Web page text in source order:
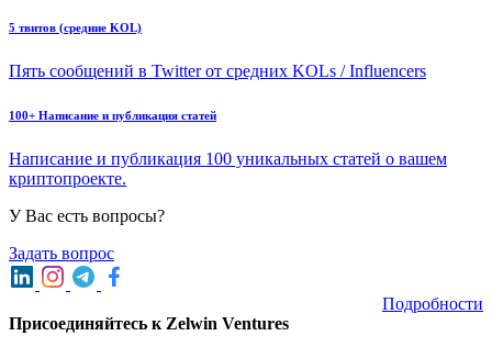
5 твитов (средние KOL)
Пять сообщений в Twitter от средних KOLs / Influencers
100+ Написание и публикация статей
Написание и публикация 100 уникальных статей о вашем
криптопроекте.
У Вас есть вопросы?
Задать вопрос
Присоединяйтесь к Zelwin Ventures
Подробности